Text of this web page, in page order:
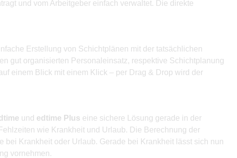
und vom Arbeitgeber einfach verwaltet. Die direkte
Erstellung von Schichtplänen mit der tatsächlichen
gut organisierten Personaleinsatz, respektive Schichtplanung
einem Blick mit einem Klick – per Drag & Drop wird der
und edtime Plus eine sichere Lösung gerade in der
wie Krankheit und Urlaub. Die Berechnung der
Krankheit oder Urlaub. Gerade bei Krankheit lässt sich nun
vornehmen.